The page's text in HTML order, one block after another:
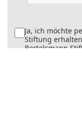
Ja, ich möchte
Stiftung
Bertelsmann